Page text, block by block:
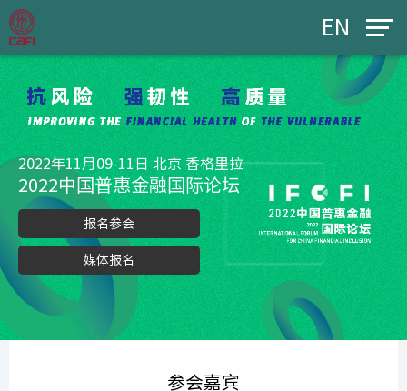
EN
2022年11月09-11日 北京 香格里拉
2022中国普惠金融国际论坛
报名参会
媒体报名
参会嘉宾